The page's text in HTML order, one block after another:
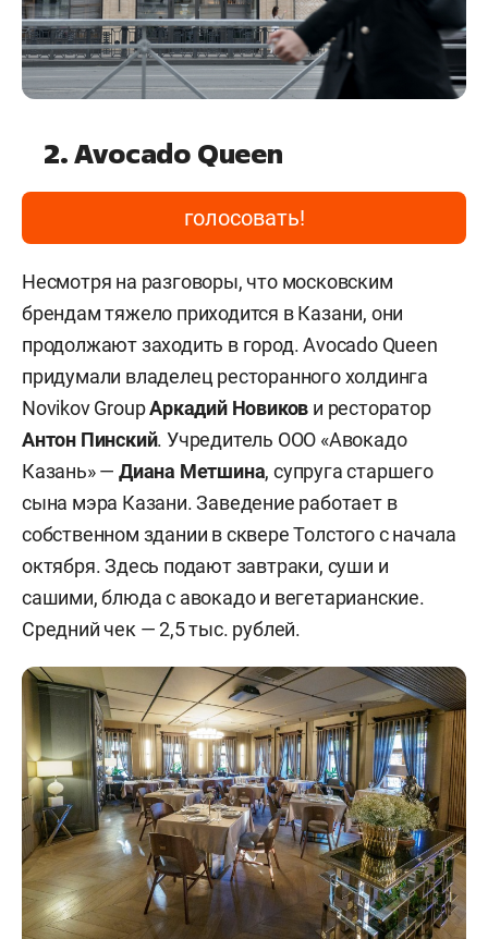
2. Avocado Queen
голосовать!
Несмотря на разговоры, что московским
брендам тяжело приходится в Казани, они
продолжают заходить в город. Avocado Queen
придумали владелец ресторанного холдинга
Novikov GroupАркадий Новиков и ресторатор
Антон Пинский. Учредитель ООО «Авокадо
Казань» —Диана Метшина, супруга старшего
сына мэра Казани. Заведение работает в
собственном здании в сквере Толстого с начала
октября. Здесь подают завтраки, суши и
сашими, блюда с авокадо и вегетарианские.
Средний чек — 2,5 тыс. рублей.